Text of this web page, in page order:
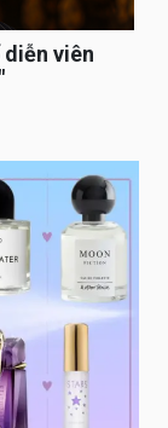
diễn viên